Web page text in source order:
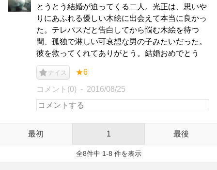
とうとう結婚が迫ってくる二人。光正は、思いや
りにあふれる優しい木絵に出会えて本当に良かっ
た。テレパスだと告白してから悩む木絵を待つ
間、孤独で淋しい可哀想な男の子みたいだった。
彼を救ってくれてありがとう。結婚おめでとう
ナイス ★6
コメント(0) 2016/08/25
最初 1 最後
全8件中 1-8 件を表示